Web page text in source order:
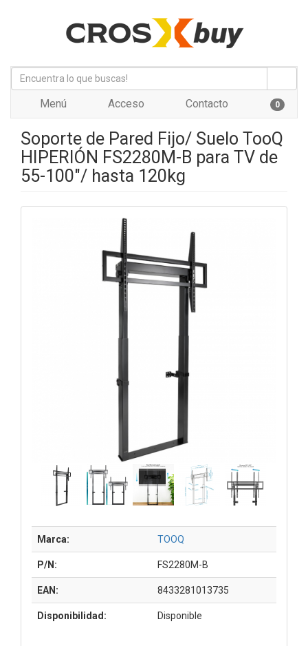
Menú Acceso Contacto 0
Soporte de Pared Fijo/ Suelo TooQ
HIPERIÓN FS2280M-B para TV de
55-100"/ hasta 120kg
Marca: TOOQ
P/N: FS2280M-B
EAN: 8433281013735
Disponibilidad: Disponible